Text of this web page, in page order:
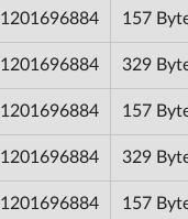
1201696884 157
1201696884 329
1201696884 157
1201696884 329
1201696884 157